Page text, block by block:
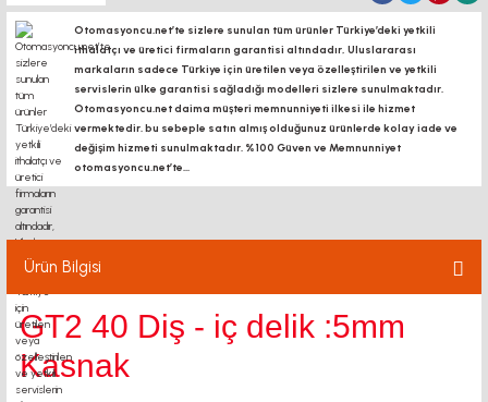
Otomasyoncu.net’te sizlere sunulan tüm ürünler Türkiye’deki yetkili
ithalatçı ve üretici firmaların garantisi altındadır, Uluslararası
markaların sadece Türkiye için üretilen veya özelleştirilen ve yetkili
servislerin ülke garantisi sağladığı modelleri sizlere sunulmaktadır.
Otomasyoncu.net daima müşteri memnunniyeti ilkesi ile hizmet
vermektedir. bu sebeple satın almış olduğunuz ürünlerde kolay iade ve
değişim hizmeti sunulmaktadır. %100 Güven ve Memnunniyet
otomasyoncu.net’te...
Ürün Bilgisi
GT2 40 Diş - iç delik :5mm
Kasnak